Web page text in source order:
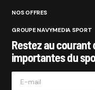
NOS OFFRES
GROUPE NAVYMEDIA SPORT
Restez au courant
importantes du